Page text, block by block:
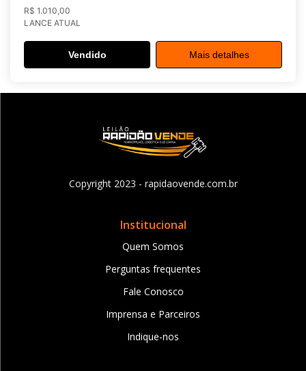
R$ 1.010,00
LANCE ATUAL
Vendido Mais detalhes
Copyright 2023 - rapidaovende.com.br
Institucional
Quem Somos
Perguntas frequentes
Fale Conosco
Imprensa e Parceiros
Indique-nos